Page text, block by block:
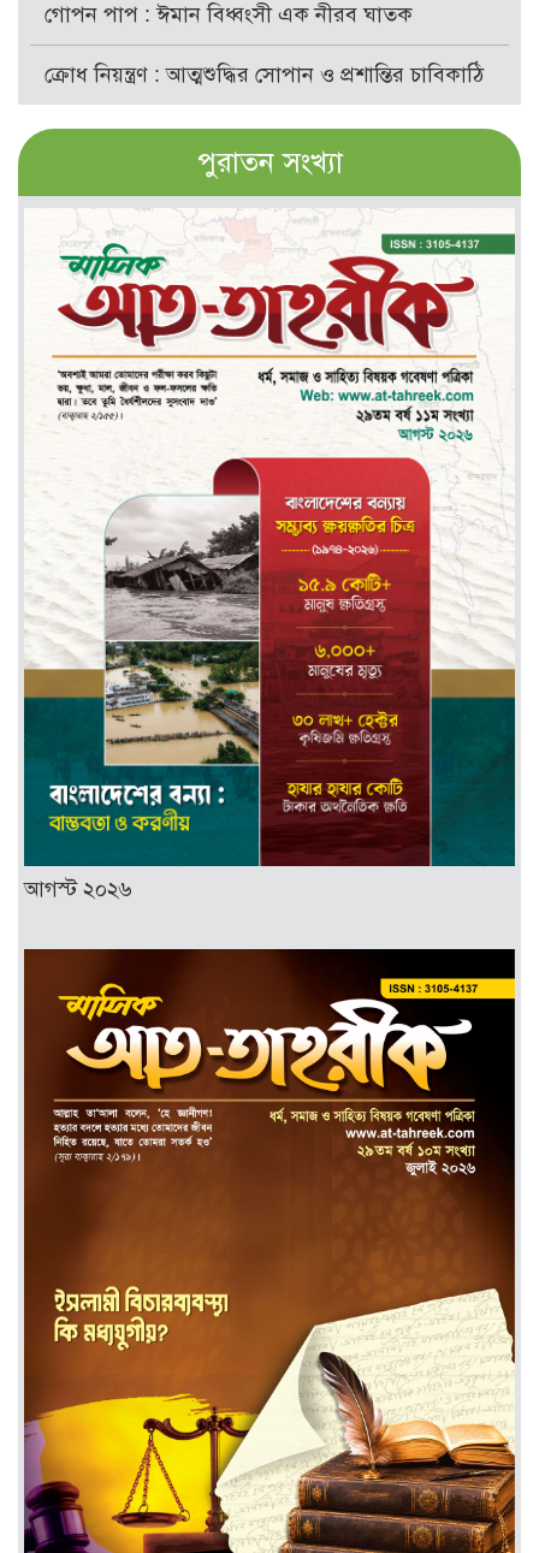
গোপন পাপ : ঈমান বিধ্বংসী এক নীরব ঘাতক
ক্রোধ নিয়ন্ত্রণ : আত্মশুদ্ধির সোপান ও প্রশান্তির চাবিকাঠি
পুরাতন সংখ্যা
আগস্ট ২০২৬